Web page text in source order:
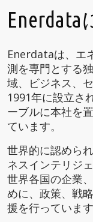
Enerdataは、エ
測を専門とする
域、ビジネス、
1991年に設立さ
ーブルに本社を
ています。
世界的に認めら
ネスインテリジ
世界各国の企業
めに、政策、戦
援を行っています